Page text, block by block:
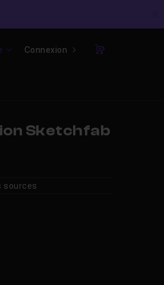
Connexion
Panier
Sketchfab
sources